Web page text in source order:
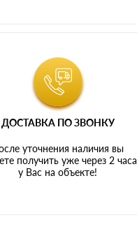
ДОСТАВКА ПО ЗВОНКУ
уточнения наличия вы
получить уже через 2 часа
у Вас на объекте!